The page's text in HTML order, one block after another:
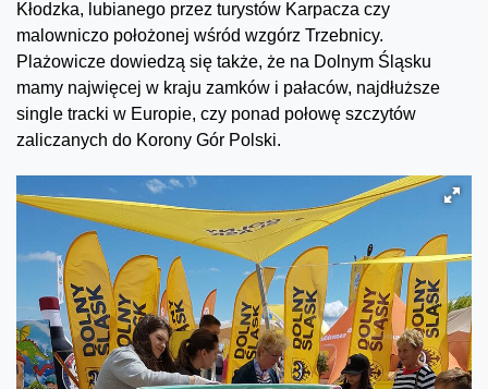
Kłodzka, lubianego przez turystów Karpacza czy
malowniczo położonej wśród wzgórz Trzebnicy.
Plażowicze dowiedzą się także, że na Dolnym Śląsku
mamy najwięcej w kraju zamków i pałaców, najdłuższe
single tracki w Europie, czy ponad połowę szczytów
zaliczanych do Korony Gór Polski.